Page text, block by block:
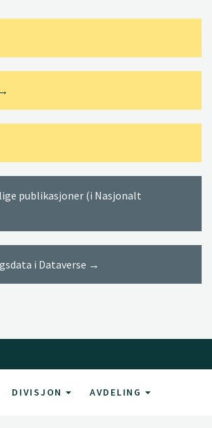
publikasjoner (i Nasjonalt
i Dataverse →
DIVISJON AVDELING